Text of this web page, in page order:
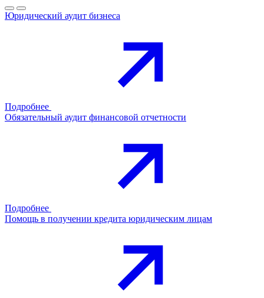
Юридический аудит бизнеса
Подробнее
Обязательный аудит финансовой отчетности
Подробнее
Помощь в получении кредита юридическим лицам